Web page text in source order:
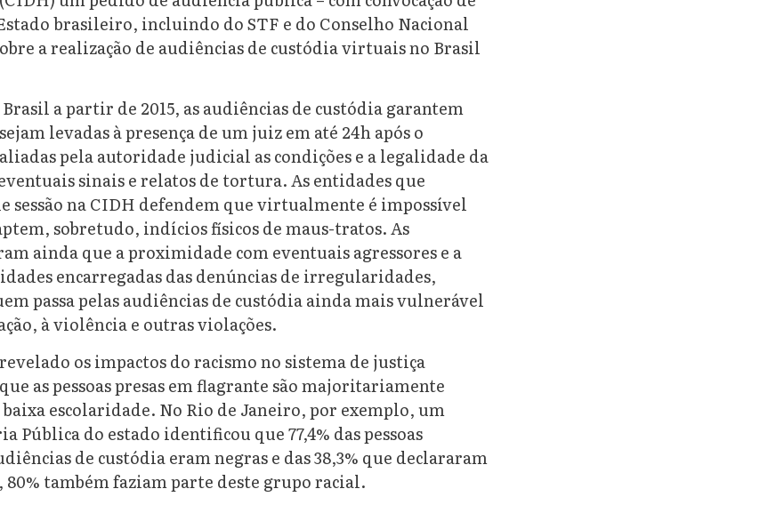
brasileiro, incluindo do STF e do Conselho Nacional
a realização de audiências de custódia virtuais no Brasil
a partir de 2015, as audiências de custódia garantem
levadas à presença de um juiz em até 24h após o
pela autoridade judicial as condições e a legalidade da
sinais e relatos de tortura. As entidades que
sessão na CIDH defendem que virtualmente é impossível
sobretudo, indícios físicos de maus-tratos. As
ainda que a proximidade com eventuais agressores e a
encarregadas das denúncias de irregularidades,
passa pelas audiências de custódia ainda mais vulnerável
à violência e outras violações.
os impactos do racismo no sistema de justiça
as pessoas presas em flagrante são majoritariamente
baixa escolaridade. No Rio de Janeiro, por exemplo, um
Pública do estado identificou que 77,4% das pessoas
de custódia eram negras e das 38,3% que declararam
também faziam parte deste grupo racial.